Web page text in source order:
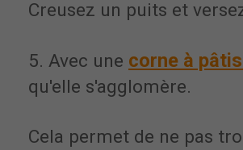
Creusez un puits et
5. Avec une corne à
qu'elle s'agglomère.
Cela permet de ne pas